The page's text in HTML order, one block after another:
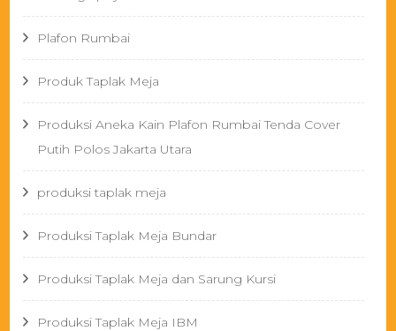
Plafon Rumbai
Produk Taplak Meja
Produksi Aneka Kain Plafon Rumbai Tenda Cover
Putih Polos Jakarta Utara
produksi taplak meja
Produksi Taplak Meja Bundar
Produksi Taplak Meja dan Sarung Kursi
Produksi Taplak Meja IBM